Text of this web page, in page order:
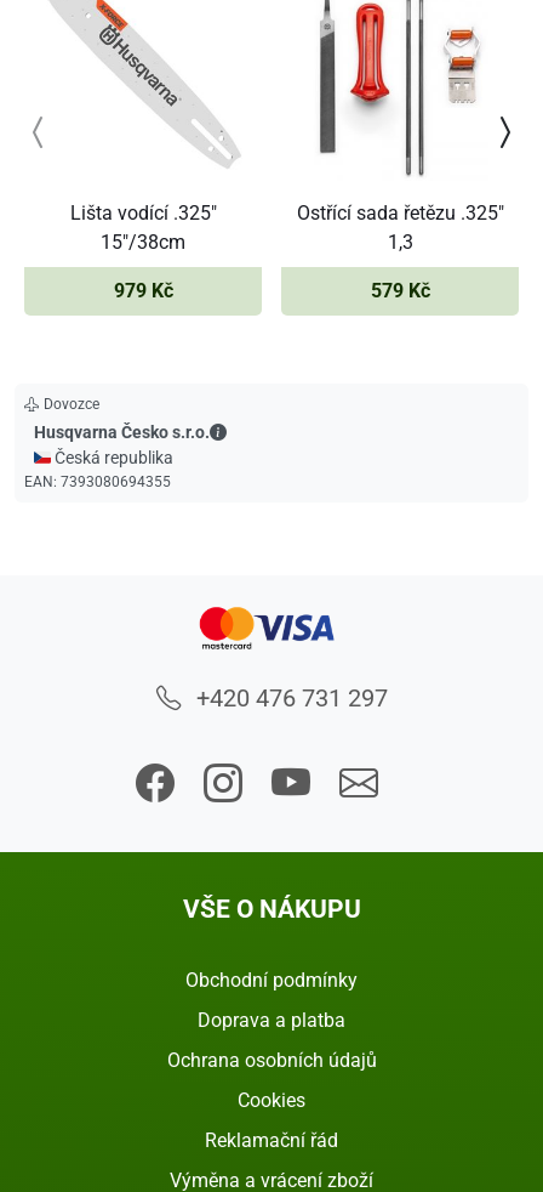
Lišta vodící .325"
15"/38cm
979 Kč
Ostřící sada řetězu .325"
1,3
579 Kč
Dovozce
Husqvarna Česko s.r.o.
Husqvarna Česko s.r.o. - Kontaktní údaje
🇨🇿 Česká republika
EAN: 7393080694355
+420 476 731 297
VŠE O NÁKUPU
Obchodní podmínky
Doprava a platba
Ochrana osobních údajů
Cookies
Reklamační řád
Výměna a vrácení zboží